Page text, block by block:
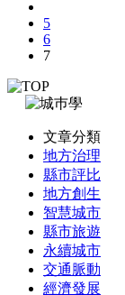
5
6
7
文章分類
地方治理
縣市評比
地方創生
智慧城市
縣市旅遊
永續城市
交通脈動
經濟發展